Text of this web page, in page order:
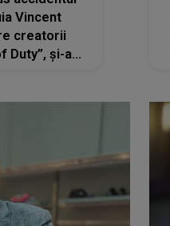
Vincent
creatorii
Duty”, și-a